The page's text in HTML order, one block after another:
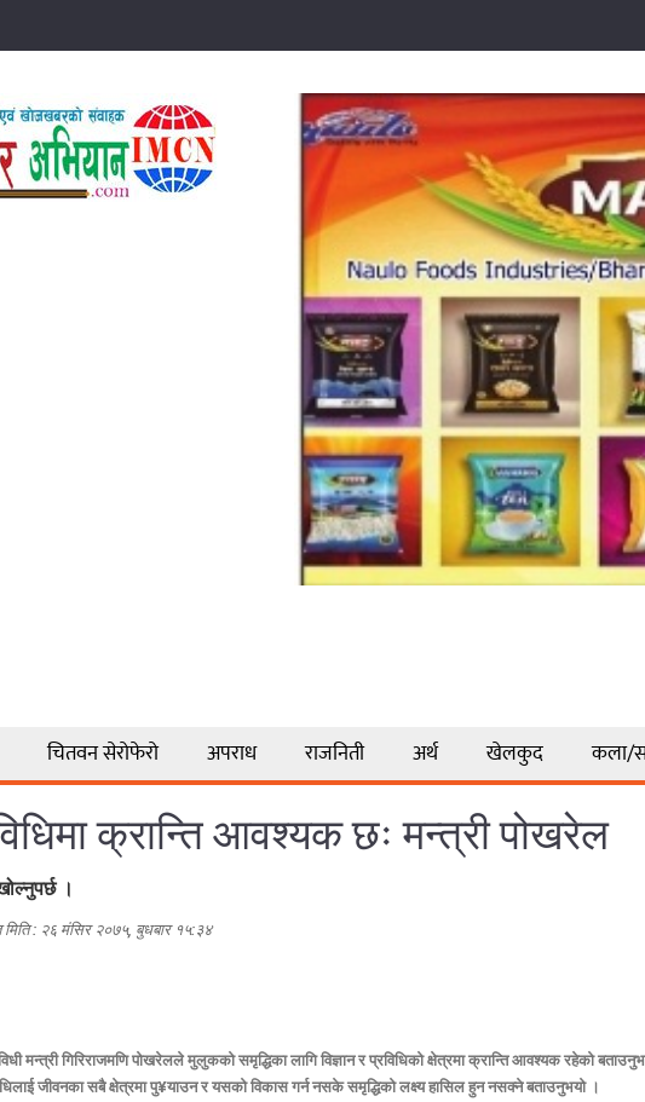
चितवन सेरोफेरो अपराध राजनिती अर्थ खेलकुद कला/
क्रान्ति आवश्यक छः मन्त्री पोखरेल
।
मिति : २६ मंसिर २०७५, बुधबार १५:३४
मन्त्री गिरिराजमणि पोखरेलले मुलुकको समृद्धिका लागि विज्ञान र प्रविधिको क्षेत्रमा क्रान्ति आवश्यक रहेको
जीवनका सबै क्षेत्रमा पु¥याउन र यसको विकास गर्न नसके समृद्धिको लक्ष्य हासिल हुन नसक्ने बताउनुभयो ।